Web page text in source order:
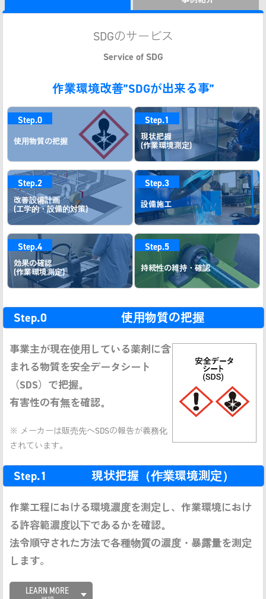
SDGのサービス
Service of SDG
作業環境改善”SDGが出来る事”
Step.0
使用物質の把握
Step.1
現状把握
(作業環境測定)
Step.2
改善設備計画
(工学的・設備的対策)
Step.3
設備施工
Step.4
効果の確認
(作業環境測定)
Step.5
持続性の維持・確認
Step.0 使用物質の把握
事業主が現在使用している薬剤に含
まれる物質を安全データシート
（SDS）で把握。
有害性の有無を確認。
※ メーカーは販売先へSDSの報告が義務化
されています。
Step.1 現状把握（作業環境測定）
作業工程における環境濃度を測定し、作業環境におけ
る許容範濃度以下であるかを確認。
法令順守された方法で各種物質の濃度・暴露量を測定
します。
LEARN MORE